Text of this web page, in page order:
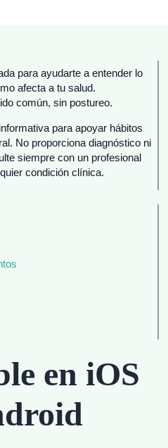
para ayudarte a entender lo
afecta a tu salud.
común, sin postureo.
para apoyar hábitos
No proporciona diagnóstico ni
siempre con un profesional
condición clínica.
en iOS